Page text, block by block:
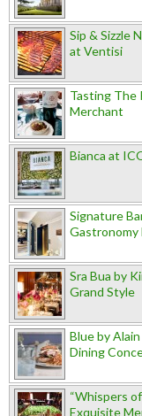
Sip & Sizzle
at Ventisi
Tasting The
Merchant
Bianca at
Signature
Gastronomy
Sra Bua by
Grand Style
Blue by
Dining
“Whispers
Exquisite